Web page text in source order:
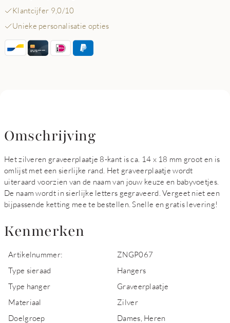
Klantcijfer 9,0/10
Unieke personalisatie opties
Omschrijving
Het zilveren graveerplaatje 8-kant is ca. 14 x 18 mm groot en is
omlijst met een sierlijke rand. Het graveerplaatje wordt
uiteraard voorzien van de naam van jouw keuze en babyvoetjes.
De naam wordt in sierlijke letters gegraveerd. Vergeet niet een
bijpassende ketting mee te bestellen. Snelle en gratis levering!
Kenmerken
Artikelnummer:
ZNGP067
Type sieraad
Hangers
Type hanger
Graveerplaatje
Materiaal
Zilver
Doelgroep
Dames, Heren